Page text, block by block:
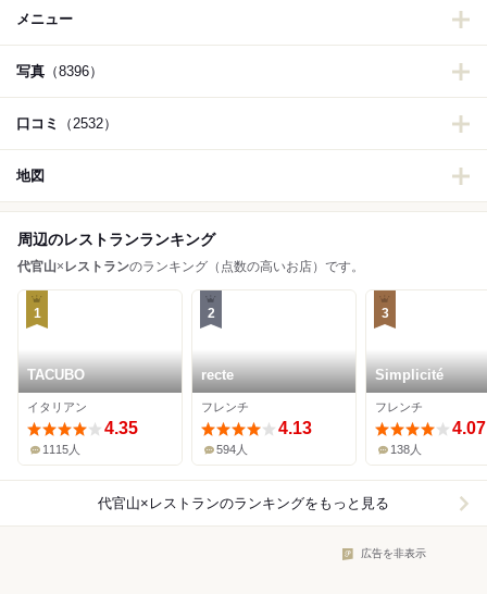
メニュー
写真 （8396）
口コミ （2532）
地図
周辺のレストランランキング
代官山× レストランのランキング（点数の高いお店）です。
1
TACUBO
イタリアン
4.35
1115人
2
recte
フレンチ
4.13
594人
3
Simplicité
フレンチ
4.07
138人
代官山×レストランのランキングをもっと見る
広告を非表示